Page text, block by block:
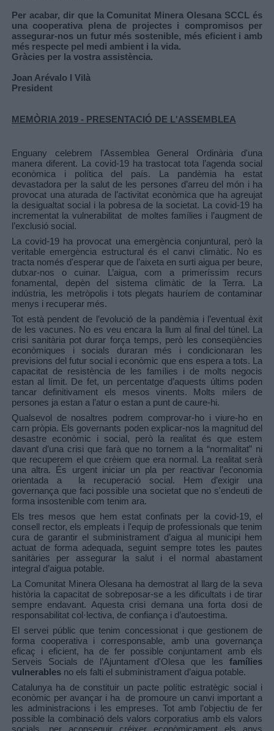
Per acabar, dir que la Comunitat Minera Olesana SCCL és
una cooperativa plena de projectes i compromisos per
assegurar-nos un futur més sostenible, més eficient i amb
més respecte pel medi ambient i la vida.
Gràcies per la vostra assistència.
Joan Arévalo I Vilà
President
MEMÒRIA 2019 - PRESENTACIÓ DE L'ASSEMBLEA
Enguany celebrem l'Assemblea General Ordinària d'una
manera diferent. La covid-19 ha trastocat tota l’agenda social
econòmica i política del país. La pandèmia ha estat
devastadora per la salut de les persones d’arreu del món i ha
provocat una aturada de l’activitat econòmica que ha agreujat
la desigualtat social i la pobresa de la societat. La covid-19 ha
incrementat la vulnerabilitat
de moltes famílies i l’augment de
l’exclusió social.
La covid-19 ha provocat una emergència conjuntural, però la
veritable emergència estructural és el canvi climàtic. No es
tracta només d'esperar que de l’aixeta en surti aigua per beure,
dutxar-nos o cuinar. L’aigua, com a primeríssim recurs
fonamental, depèn del sistema climàtic de la Terra. La
indústria, les metròpolis i tots plegats hauríem de contaminar
menys i recuperar més.
Tot està pendent de l’evolució de la pandèmia i l’eventual èxit
de les vacunes. No es veu encara la llum al final del túnel. La
crisi sanitària pot durar força temps, però les conseqüències
econòmiques i socials duraran més i condicionaran les
previsions del futur social i econòmic que ens espera a tots. La
capacitat de resistència de les famílies i de molts negocis
estan al límit. De fet, un percentatge d’aquests últims poden
tancar definitivament els mesos vinents. Molts milers de
persones ja estan a l’atur o estan a punt de caure-hi.
Qualsevol de nosaltres podrem comprovar-ho i viure-ho en
carn pròpia. Els governants poden explicar-nos la magnitud del
desastre econòmic i social, però la realitat és que estem
davant d’una crisi que farà que no tornem a la “normalitat” ni
que recuperem el que crèiem que era normal. La realitat serà
una altra. És urgent iniciar un pla per reactivar l’economia
orientada a
la recuperació social. Hem d’exigir una
governança que faci possible una societat que no s'endeuti de
forma insostenible com tenim ara.
Els tres mesos que hem estat confinats per la covid-19, el
consell rector, els empleats i l'equip de professionals que tenim
cura de garantir el subministrament d’aigua al municipi hem
actuat de forma adequada, seguint sempre totes les pautes
sanitàries per assegurar la salut i el normal abastament
integral d’aigua potable.
La Comunitat Minera Olesana ha demostrat al llarg de la seva
història la capacitat de sobreposar-se a les dificultats i de tirar
sempre endavant. Aquesta crisi demana una forta dosi de
responsabilitat col·lectiva, de confiança i d’autoestima.
El servei públic que tenim concessionat i que gestionem de
forma cooperativa i corresponsable, amb una governança
eficaç i eficient, ha de fer possible conjuntament amb els
Serveis Socials de l’Ajuntament d'Olesa que les famílies
vulnerables no els falti el subministrament d’aigua potable.
Catalunya ha de constituir un pacte polític estratègic social i
econòmic per avançar i ha
de promoure un canvi important a
les administracions i les empreses. Tot amb l’objectiu de fer
possible la combinació dels valors corporatius amb els valors
socials, per aconseguir créixer econòmicament els anys